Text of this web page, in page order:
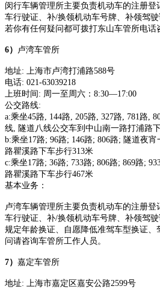
闵行车辆管理所主要负责机动车的注册登
车行驶证、补/换领机动车号牌、补领驾
若你有任何疑问都可拨打东山车管所电话
6） 卢湾车管所
地址: 上海市卢湾打浦路588号
电话: 021-63039218
上班时间 : 周一至周六： 8:30—17:00
公交路线:
a:乘坐45路, 144路, 205路, 327路, 781路,
线, 隧道八线公交车到中山南一路打浦路
b:乘坐17路; 96路; 146路; 806路; 隧道夜
路瞿溪路下车步行313米
c:乘坐17路; 36路; 733路; 806路; 869路;
路瞿溪路下车步行467米
基本业务：
卢湾车辆管理所主要负责机动车的注册登
车行驶证、补/换领机动车号牌、补领驾
规定年龄换证、自愿降低准驾车型换证、
问请咨询车管所工作人员。
7） 嘉定车管所
地址: 上海市嘉定区嘉安公路2599号